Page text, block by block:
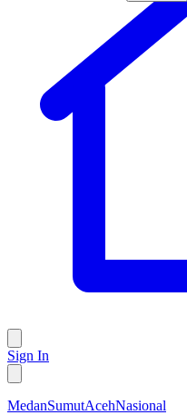
Sign In
MedanSumutAcehNasional